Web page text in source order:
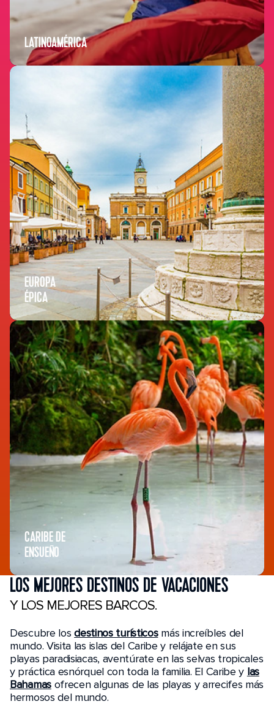
LATINOAMÉRICA
EUROPA
ÉPICA
CARIBE DE
ENSUEÑO
LOS MEJORES DESTINOS DE VACACIONES
Y LOS MEJORES BARCOS.
Descubre losdestinos turísticosmás increíbles del
mundo. Visita las islas del Caribe y relájate en sus
playas paradisiacas, aventúrate en las selvas tropicales
y práctica esnórquel con toda la familia. El Caribe y las
Bahamasofrecen algunas de las playas y arrecifes más
hermosos del mundo.